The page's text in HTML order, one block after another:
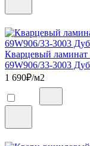
Кварцевый ламинат
69W906/33-3003
1 690₽/м2